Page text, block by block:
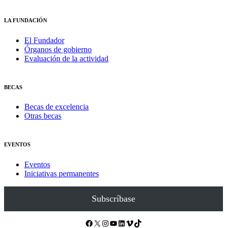
LA FUNDACIÓN
El Fundador
Órganos de gobierno
Evaluación de la actividad
BECAS
Becas de excelencia
Otras becas
EVENTOS
Eventos
Iniciativas permanentes
Subscríbase
Facebook X Instagram YouTube LinkedIn Vimeo TikTok